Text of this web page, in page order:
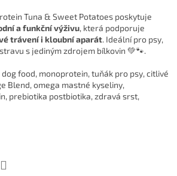
Tuna & Sweet Potatoes poskytuje
a funkční výživu, která podporuje
trávení i kloubní aparát. Ideální pro psy,
s jediným zdrojem bílkovin 💚🐾.
dog food, monoprotein, tuňák pro psy, citlivé
Blend, omega mastné kyseliny,
prebiotika postbiotika, zdravá srst,